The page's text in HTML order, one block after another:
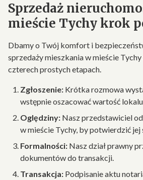
Sprzedaż
mieście Tychy krok
Dbamy o Twój komfort i
sprzedaży mieszkania w mieście
czterech prostych etapach.
Zgłoszenie: Krótka rozmowa
wstępnie oszacować wartość
Oględziny: Nasz przedstawiciel
w mieście Tychy, by potwierdzić jej
Formalności: Nasz dział prawny
dokumentów do transakcji.
Transakcja: Podpisanie aktu